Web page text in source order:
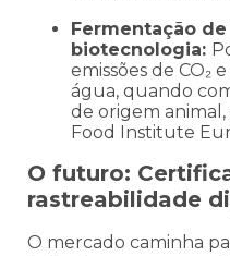
Fermentação
biotecnologia:
emissões de CO₂
água, quando
de origem
Food Institute
O futuro:
rastreabilidade
O mercado caminha